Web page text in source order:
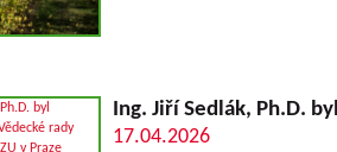
Ing. Jiří Sedlák, Ph.D.
17.04.2026